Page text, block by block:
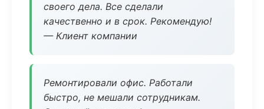
своего дела. Все сделали
качественно и в срок. Рекомендую!
— Клиент компании
Ремонтировали офис. Работали
быстро, не мешали сотрудникам.